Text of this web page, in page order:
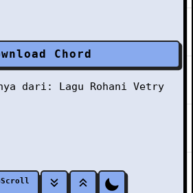
Chord
dari: Lagu Rohani Vetry